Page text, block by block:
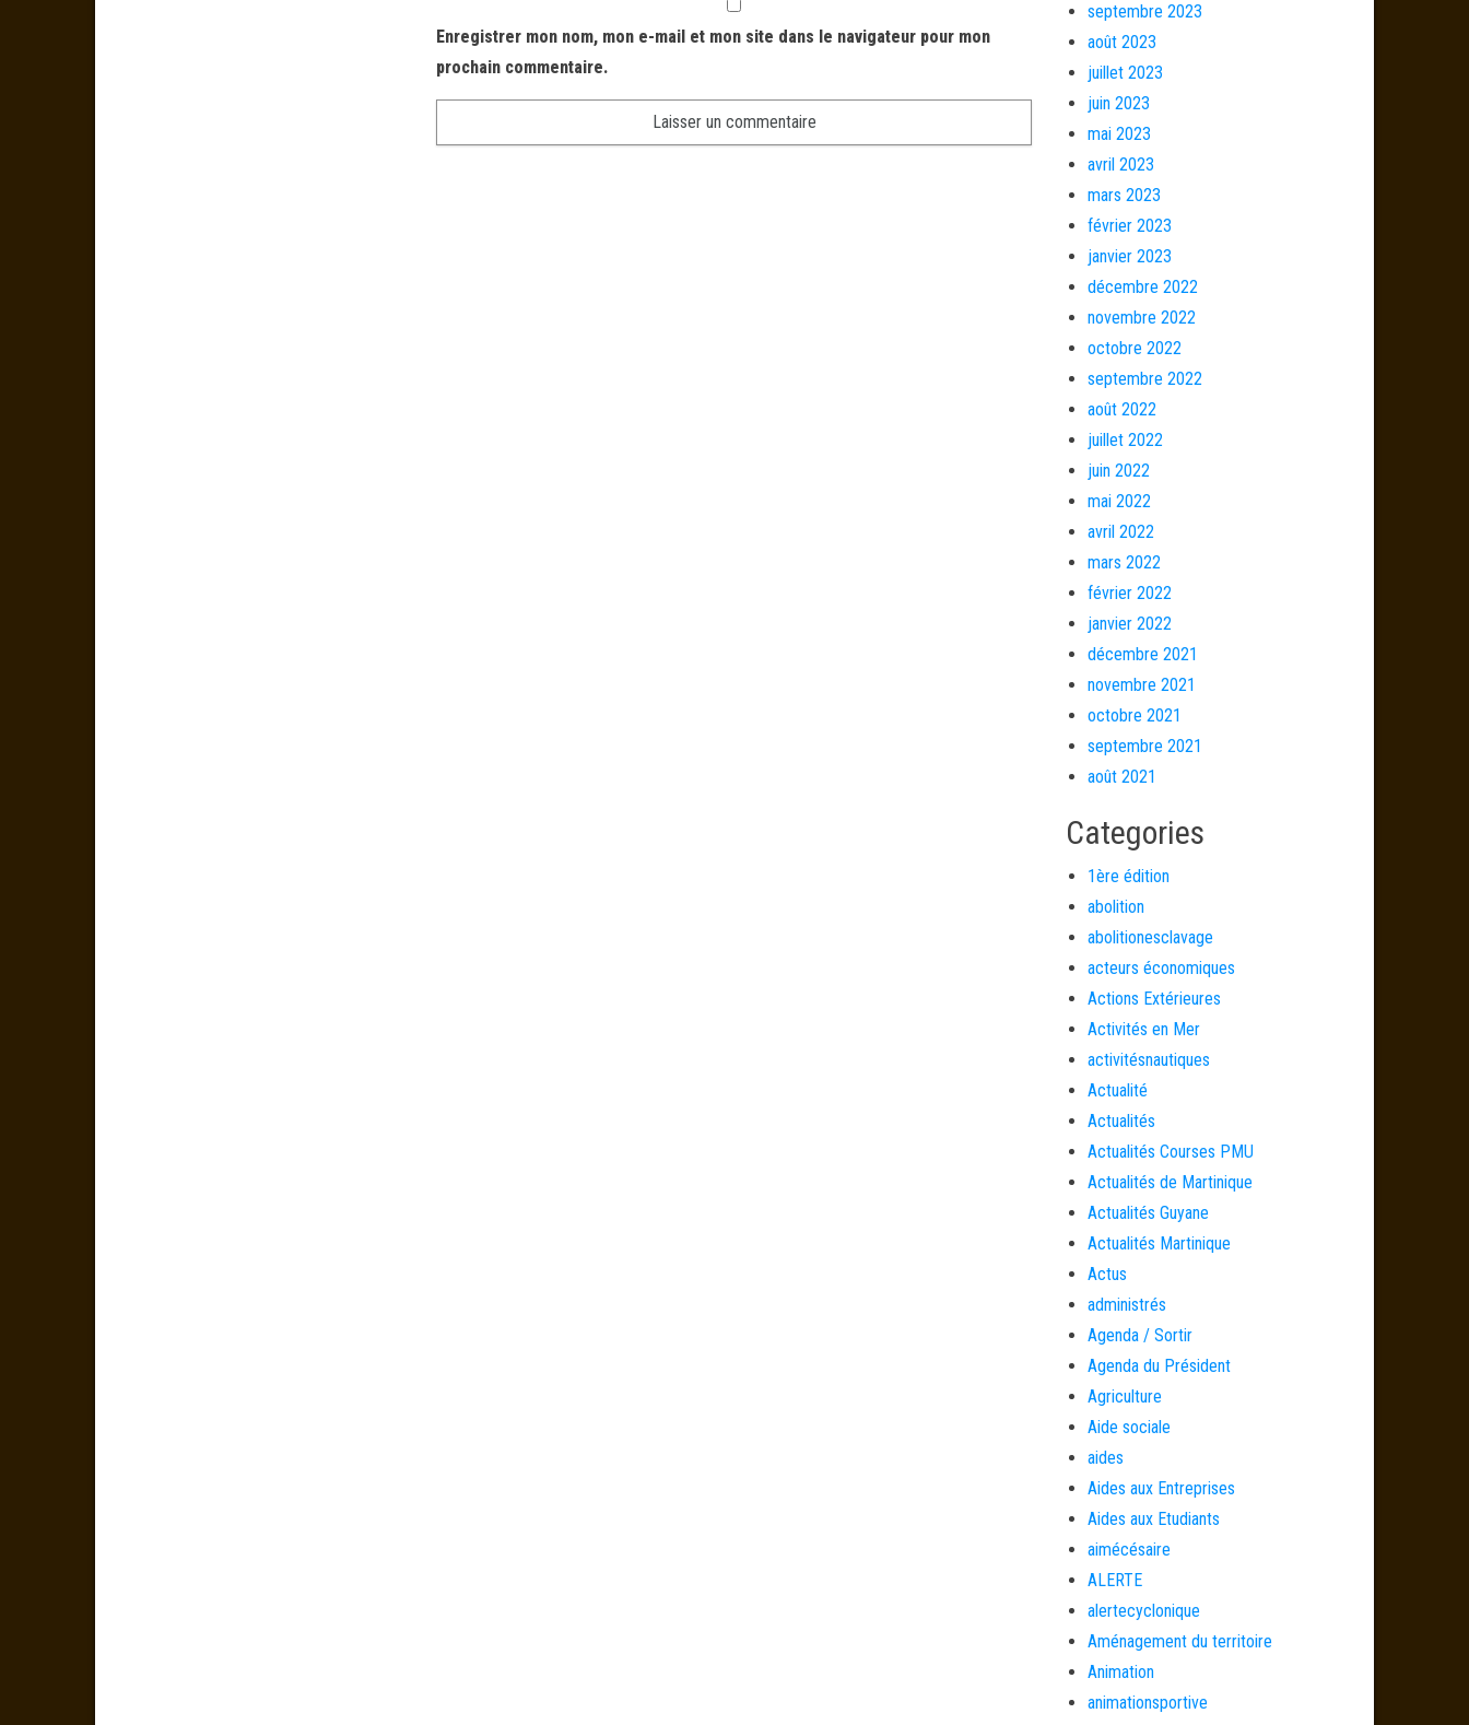
Enregistrer mon nom, mon e-mail et mon site dans le navigateur pour mon
prochain commentaire.
septembre 2023
août 2023
juillet 2023
juin 2023
mai 2023
avril 2023
mars 2023
février 2023
janvier 2023
décembre 2022
novembre 2022
octobre 2022
septembre 2022
août 2022
juillet 2022
juin 2022
mai 2022
avril 2022
mars 2022
février 2022
janvier 2022
décembre 2021
novembre 2021
octobre 2021
septembre 2021
août 2021
Categories
1ère édition
abolition
abolitionesclavage
acteurs économiques
Actions Extérieures
Activités en Mer
activitésnautiques
Actualité
Actualités
Actualités Courses PMU
Actualités de Martinique
Actualités Guyane
Actualités Martinique
Actus
administrés
Agenda / Sortir
Agenda du Président
Agriculture
Aide sociale
aides
Aides aux Entreprises
Aides aux Etudiants
aimécésaire
ALERTE
alertecyclonique
Aménagement du territoire
Animation
animationsportive